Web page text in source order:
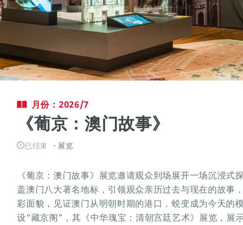
月份：2026/7
《葡京：澳门故事》
已结束 展览
《葡京：澳门故事》展览邀请观众到场展开一场沉浸式
盖澳门八大著名地标，引领观众亲历过去与现在的故事
彩面貌，见证澳门从明朝时期的港口，蜕变成为今天的
设“藏京阁”，其《中华瑰宝：清朝宫廷艺术》展览，展